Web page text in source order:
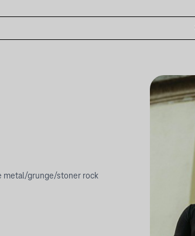
metal/grunge/stoner rock